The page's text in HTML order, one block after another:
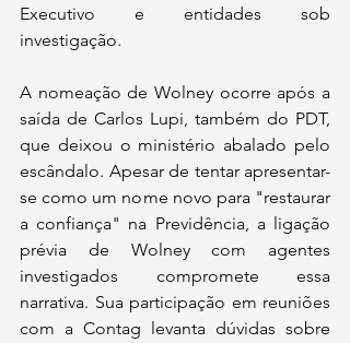
Executivo e entidades sob
investigação.
A nomeação de Wolney ocorre após a
saída de Carlos Lupi, também do PDT,
que deixou o ministério abalado pelo
escândalo. Apesar de tentar apresentar-
se como um nome novo para "restaurar
a confiança" na Previdência, a ligação
prévia de Wolney com agentes
investigados compromete essa
narrativa. Sua participação em reuniões
com a Contag levanta dúvidas sobre